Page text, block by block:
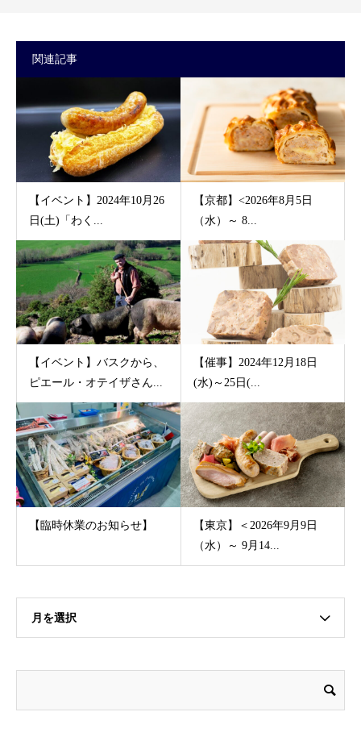
関連記事
【イベント】2024年10月26
日(土)「わく...
【京都】<2026年8月5日
（水）～ 8...
【イベント】バスクから、
ピエール・オテイザさん...
【催事】2024年12月18日
(水)～25日(...
【臨時休業のお知らせ】
【東京】＜2026年9月9日
（水）～ 9月14...
月を選択